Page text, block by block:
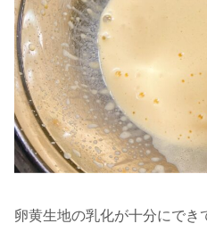
卵黄生地の乳化が十分にで